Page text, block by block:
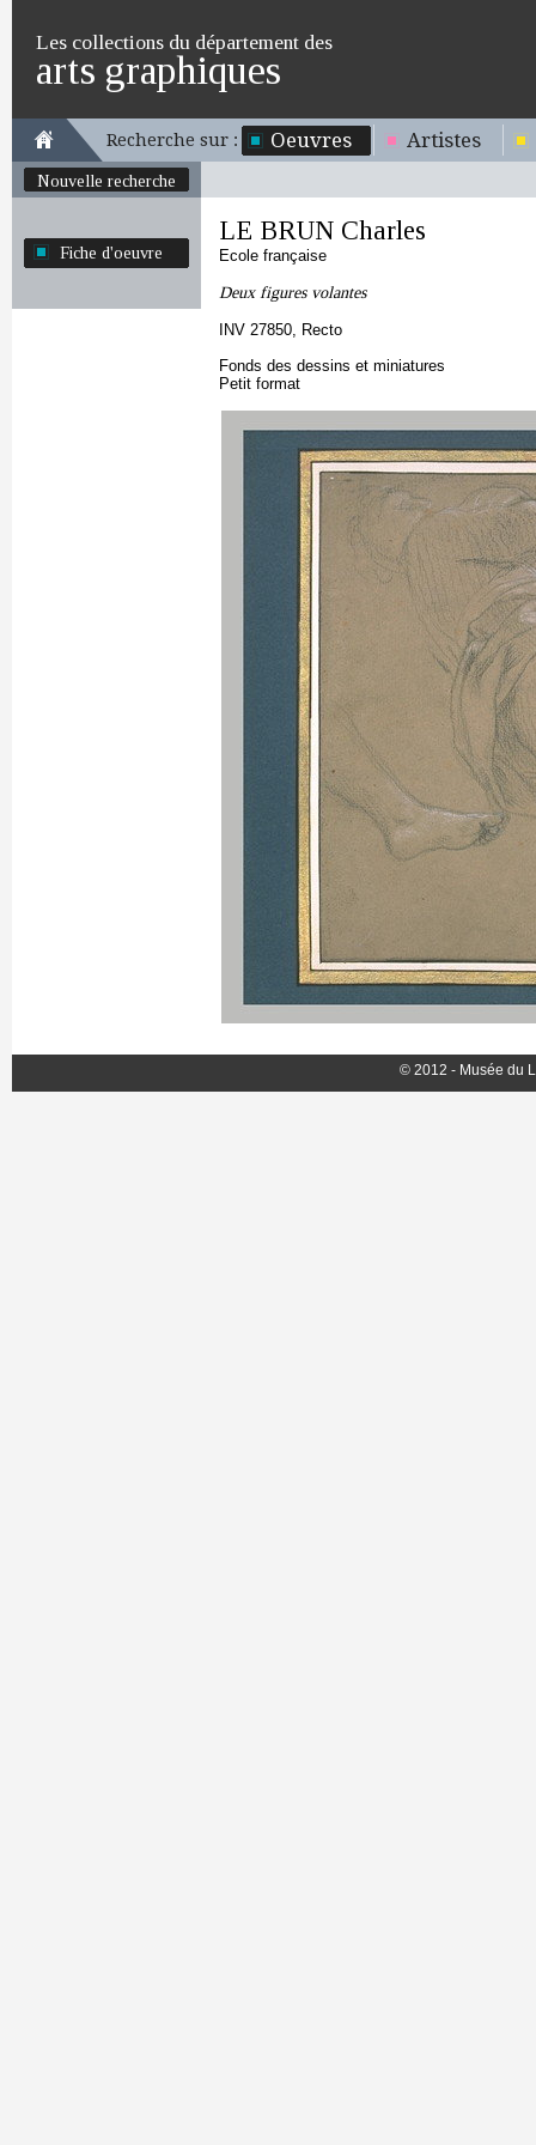
Les collections du département des
arts graphiques
Recherche sur : Oeuvres Artistes
Nouvelle recherche
Fiche d'oeuvre
LE BRUN Charles
Ecole française
Deux figures volantes
INV 27850, Recto
Fonds des dessins et miniatures
Petit format
© 2012 - Musée du